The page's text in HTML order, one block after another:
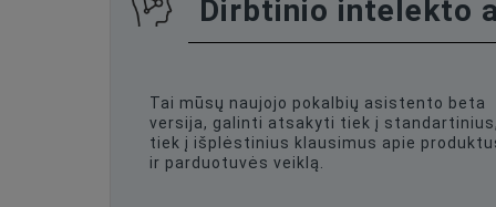
Dirbtinio intelekto
Tai mūsų naujojo pokalbių asistento beta
versija, galinti atsakyti tiek į standartinius,
tiek į išplėstinius klausimus apie
ir parduotuvės veiklą.